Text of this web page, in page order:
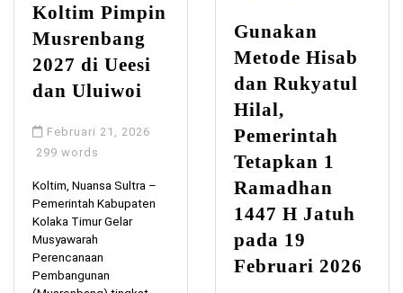
Koltim Pimpin
Musrenbang
2027 di Ueesi
dan Uluiwoi
Februari 21, 2026
299 words
Koltim, Nuansa Sultra –
Pemerintah Kabupaten
Kolaka Timur Gelar
Musyawarah
Perencanaan
Pembangunan
Gunakan
Metode Hisab
dan Rukyatul
Hilal,
Pemerintah
Tetapkan 1
Ramadhan
1447 H Jatuh
pada 19
Februari 2026